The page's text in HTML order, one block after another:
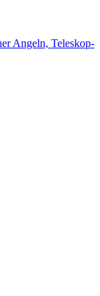
Angeln, Teleskop-